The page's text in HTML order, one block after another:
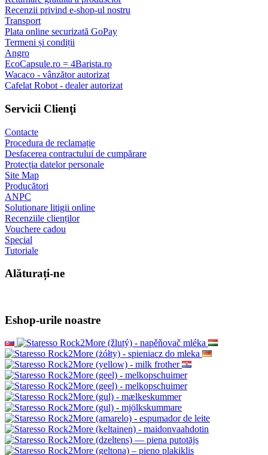
Recenzii privind e-shop-ul nostru
Transport
Plata online securizată GoPay
Termeni și condiții
Angro
EcoCapsule.ro = 4Barista.ro
Wacaco - vânzător autorizat
Cafelat Robot - dealer autorizat
Servicii Clienţi
Contacte
Procedura de reclamație
Desfacerea contractului de cumpărare
Protecția datelor personale
Site Map
Producători
ANPC
Solutionare litigii online
Recenziile clienților
Vouchere cadou
Special
Tutoriale
Alăturați-ne
Eshop-urile noastre